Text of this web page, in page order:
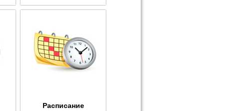
Расписание